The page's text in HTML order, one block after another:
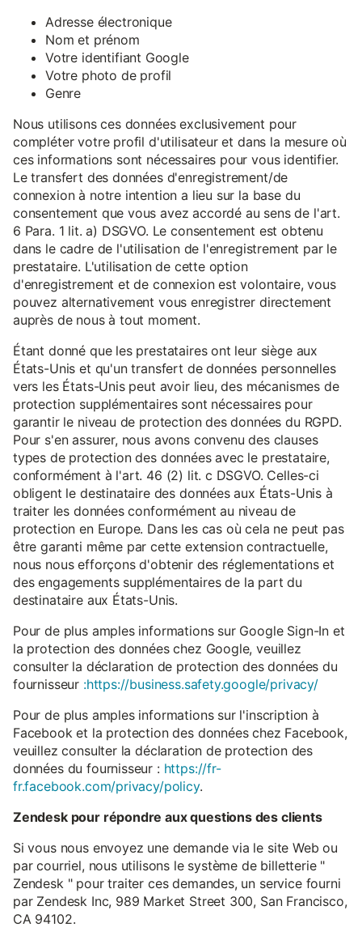
Adresse électronique
Nom et prénom
Votre identifiant Google
Votre photo de profil
Genre
Nous utilisons ces données exclusivement pour
compléter votre profil d'utilisateur et dans la mesure où
ces informations sont nécessaires pour vous identifier.
Le transfert des données d'enregistrement/de
connexion à notre intention a lieu sur la base du
consentement que vous avez accordé au sens de l'art.
6 Para. 1 lit. a) DSGVO. Le consentement est obtenu
dans le cadre de l'utilisation de l'enregistrement par le
prestataire. L'utilisation de cette option
d'enregistrement et de connexion est volontaire, vous
pouvez alternativement vous enregistrer directement
auprès de nous à tout moment.
Étant donné que les prestataires ont leur siège aux
États-Unis et qu'un transfert de données personnelles
vers les États-Unis peut avoir lieu, des mécanismes de
protection supplémentaires sont nécessaires pour
garantir le niveau de protection des données du RGPD.
Pour s'en assurer, nous avons convenu des clauses
types de protection des données avec le prestataire,
conformément à l'art. 46 (2) lit. c DSGVO. Celles-ci
obligent le destinataire des données aux États-Unis à
traiter les données conformément au niveau de
protection en Europe. Dans les cas où cela ne peut pas
être garanti même par cette extension contractuelle,
nous nous efforçons d'obtenir des réglementations et
des engagements supplémentaires de la part du
destinataire aux États-Unis.
Pour de plus amples informations sur Google Sign-In et
la protection des données chez Google, veuillez
consulter la déclaration de protection des données du
fournisseur :https://business.safety.google/privacy/
Pour de plus amples informations sur l'inscription à
Facebook et la protection des données chez Facebook,
veuillez consulter la déclaration de protection des
données du fournisseur : https://fr-
fr.facebook.com/privacy/policy.
Zendesk pour répondre aux questions des clients
Si vous nous envoyez une demande via le site Web ou
par courriel, nous utilisons le système de billetterie "
Zendesk " pour traiter ces demandes, un service fourni
par Zendesk Inc, 989 Market Street 300, San Francisco,
CA 94102.